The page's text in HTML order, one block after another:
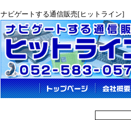
ナビゲートする通信販売[ヒットライン]